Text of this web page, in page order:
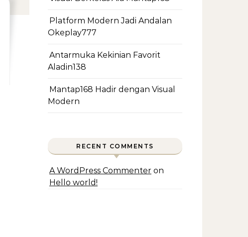
Platform Modern Jadi Andalan
Okeplay777
Antarmuka Kekinian Favorit
Aladin138
Mantap168 Hadir dengan Visual
Modern
RECENT COMMENTS
A WordPress Commenter on
Hello world!